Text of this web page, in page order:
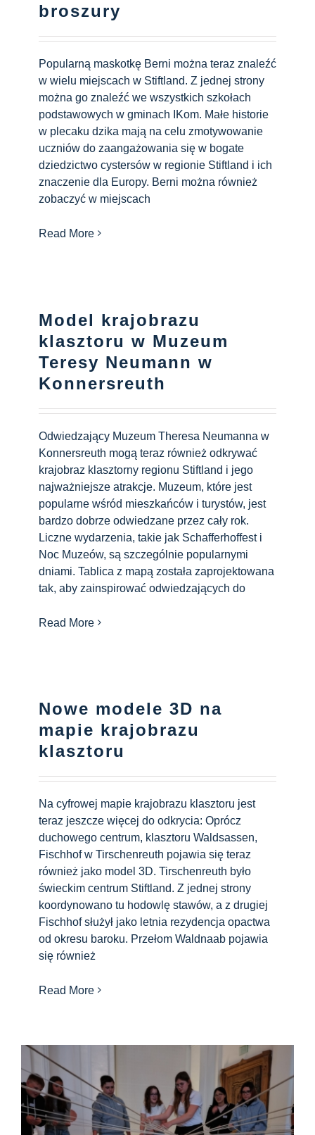
broszury
Popularną maskotkę Berni można teraz znaleźć
w wielu miejscach w Stiftland. Z jednej strony
można go znaleźć we wszystkich szkołach
podstawowych w gminach IKom. Małe historie
w plecaku dzika mają na celu zmotywowanie
uczniów do zaangażowania się w bogate
dziedzictwo cystersów w regionie Stiftland i ich
znaczenie dla Europy. Berni można również
zobaczyć w miejscach
Read More
Model krajobrazu
klasztoru w Muzeum
Teresy Neumann w
Konnersreuth
Odwiedzający Muzeum Theresa Neumanna w
Konnersreuth mogą teraz również odkrywać
krajobraz klasztorny regionu Stiftland i jego
najważniejsze atrakcje. Muzeum, które jest
popularne wśród mieszkańców i turystów, jest
bardzo dobrze odwiedzane przez cały rok.
Liczne wydarzenia, takie jak Schafferhoffest i
Noc Muzeów, są szczególnie popularnymi
dniami. Tablica z mapą została zaprojektowana
tak, aby zainspirować odwiedzających do
Read More
Nowe modele 3D na
mapie krajobrazu
klasztoru
Na cyfrowej mapie krajobrazu klasztoru jest
teraz jeszcze więcej do odkrycia: Oprócz
duchowego centrum, klasztoru Waldsassen,
Fischhof w Tirschenreuth pojawia się teraz
również jako model 3D. Tirschenreuth było
świeckim centrum Stiftland. Z jednej strony
koordynowano tu hodowlę stawów, a z drugiej
Fischhof służył jako letnia rezydencja opactwa
od okresu baroku. Przełom Waldnaab pojawia
się również
Read More